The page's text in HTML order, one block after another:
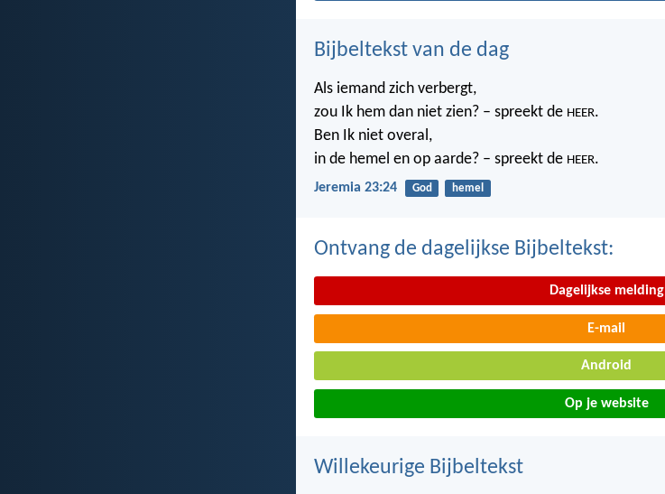
Bijbeltekst van de dag
Als iemand zich verbergt,
zou Ik hem dan niet zien? – spreekt de HEER.
Ben Ik niet overal,
in de hemel en op aarde? – spreekt de HEER.
Jeremia 23:24 God hemel
Ontvang de dagelijkse Bijbeltekst:
Dagelijkse melding
E-mail
Android
Op je website
Willekeurige Bijbeltekst